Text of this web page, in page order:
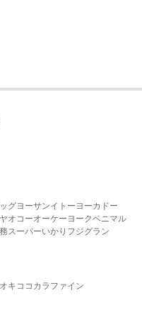
グヨーサンイトーヨーカドー
ヤオコーオーケー ヨークベニマル
スーパーいかり フジグラン
キ ココカラファイン